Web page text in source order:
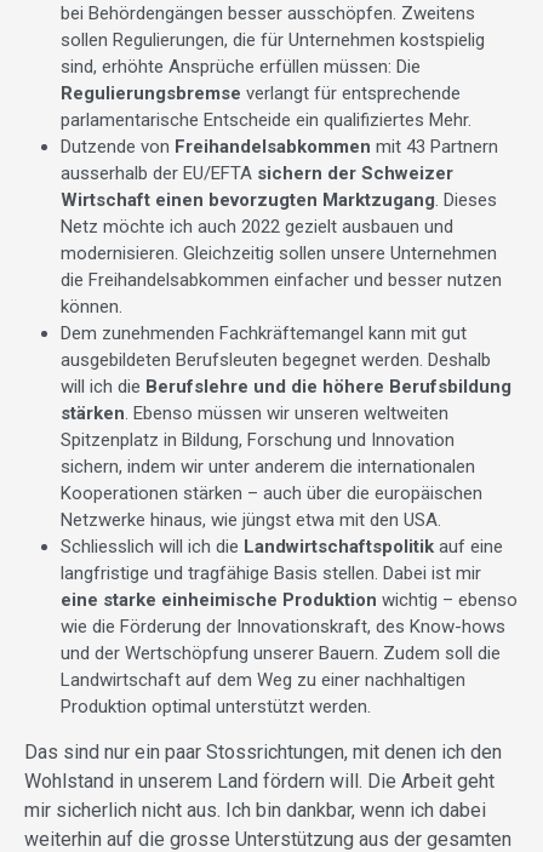
bei Behördengängen besser ausschöpfen. Zweitens
sollen Regulierungen, die für Unternehmen kostspielig
sind, erhöhte Ansprüche erfüllen müssen: Die
Regulierungsbremse verlangt für entsprechende
parlamentarische Entscheide ein qualifiziertes Mehr.
Dutzende von Freihandelsabkommen mit 43 Partnern
ausserhalb der EU/EFTA sichern der Schweizer
Wirtschaft einen bevorzugten Marktzugang . Dieses
Netz möchte ich auch 2022 gezielt ausbauen und
modernisieren. Gleichzeitig sollen unsere Unternehmen
die Freihandelsabkommen einfacher und besser nutzen
können.
Dem zunehmenden Fachkräftemangel kann mit gut
ausgebildeten Berufsleuten begegnet werden. Deshalb
will ich die Berufslehre und die höhere Berufsbildung
stärken . Ebenso müssen wir unseren weltweiten
Spitzenplatz in Bildung, Forschung und Innovation
sichern, indem wir unter anderem die internationalen
Kooperationen stärken – auch über die europäischen
Netzwerke hinaus, wie jüngst etwa mit den USA.
Schliesslich will ich die Landwirtschaftspolitik auf eine
langfristige und tragfähige Basis stellen. Dabei ist mir
eine starke einheimische Produktion wichtig – ebenso
wie die Förderung der Innovationskraft, des Know-hows
und der Wertschöpfung unserer Bauern. Zudem soll die
Landwirtschaft auf dem Weg zu einer nachhaltigen
Produktion optimal unterstützt werden.
Das sind nur ein paar Stossrichtungen, mit denen ich den
Wohlstand in unserem Land fördern will. Die Arbeit geht
mir sicherlich nicht aus. Ich bin dankbar, wenn ich dabei
weiterhin auf die grosse Unterstützung aus der gesamten